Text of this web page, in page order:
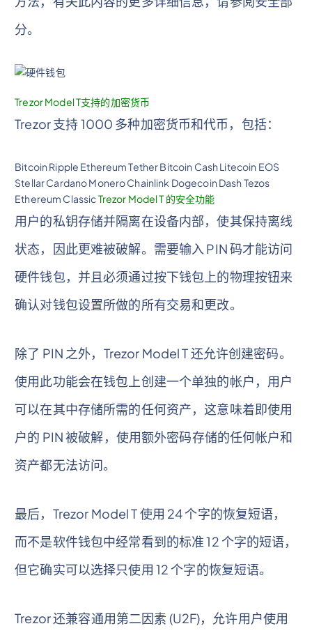
分。
Trezor Model T支持的加密货币
Trezor 支持 1000 多种加密货币和代币，包括：
Bitcoin Ripple Ethereum Tether Bitcoin Cash Litecoin EOS
Stellar Cardano Monero Chainlink Dogecoin Dash Tezos
Ethereum ClassicTrezor Model T 的安全功能
用户的私钥存储并隔离在设备内部，使其保持离线
状态，因此更难被破解。需要输入 PIN 码才能访问
硬件钱包，并且必须通过按下钱包上的物理按钮来
确认对钱包设置所做的所有交易和更改。
除了 PIN 之外，Trezor Model T 还允许创建密码。
使用此功能会在钱包上创建一个单独的帐户，用户
可以在其中存储所需的任何资产，这意味着即使用
户的 PIN 被破解，使用额外密码存储的任何帐户和
资产都无法访问。
最后，Trezor Model T 使用 24 个字的恢复短语，
而不是软件钱包中经常看到的标准 12 个字的短语，
但它确实可以选择只使用 12 个字的恢复短语。
Trezor 还兼容通用第二因素 (U2F)，允许用户使用